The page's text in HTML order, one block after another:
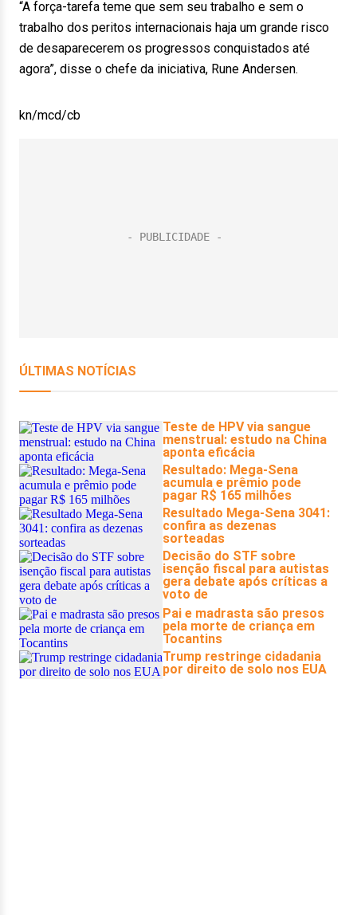
“A força-tarefa teme que sem seu trabalho e sem o
trabalho dos peritos internacionais haja um grande risco
de desaparecerem os progressos conquistados até
agora”, disse o chefe da iniciativa, Rune Andersen.
kn/mcd/cb